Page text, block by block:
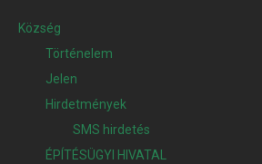
Község
Történelem
Jelen
Hirdetmények
SMS hirdetés
ÉPÍTÉSÜGYI HIVATAL